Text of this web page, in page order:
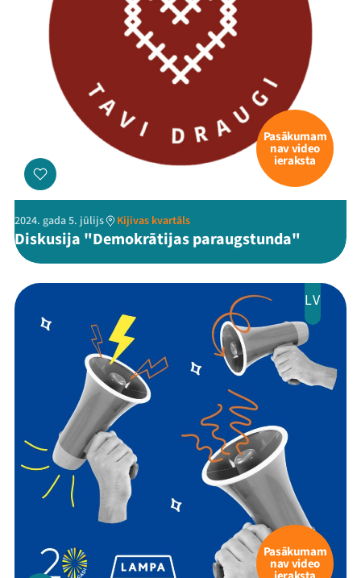
Mana programma
Festivāls
Programma
Arhīvs
Viņi bija LAMPĀ 2026
Jaunumi
Pasākumam
nav video
ieraksta
2024. gada 5. jūlijs Kijivas kvartāls
Diskusija "Demokrātijas paraugstunda"
LV
Pasākumam
nav video